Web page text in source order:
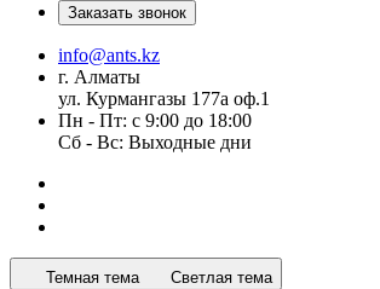
Заказать звонок
info@ants.kz
г. Алматы
ул. Курмангазы 177а оф.1
Пн - Пт: с 9:00 до 18:00
Сб - Вс: Выходные дни
Темная тема Светлая тема